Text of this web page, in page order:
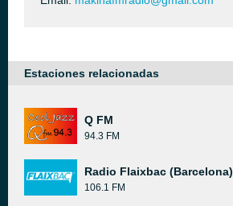
Estaciones relacionadas
Q FM
94.3 FM
Radio Flaixbac (Barcelona)
106.1 FM